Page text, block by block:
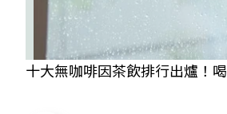
十大無咖啡因茶飲排行出爐！